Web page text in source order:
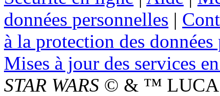
données personnelles |
à la protection des
Mises à jour des services
STAR WARS © & ™